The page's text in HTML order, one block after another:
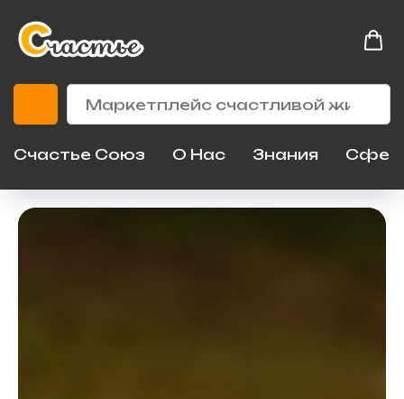
Счастье Союз О Нас Знания